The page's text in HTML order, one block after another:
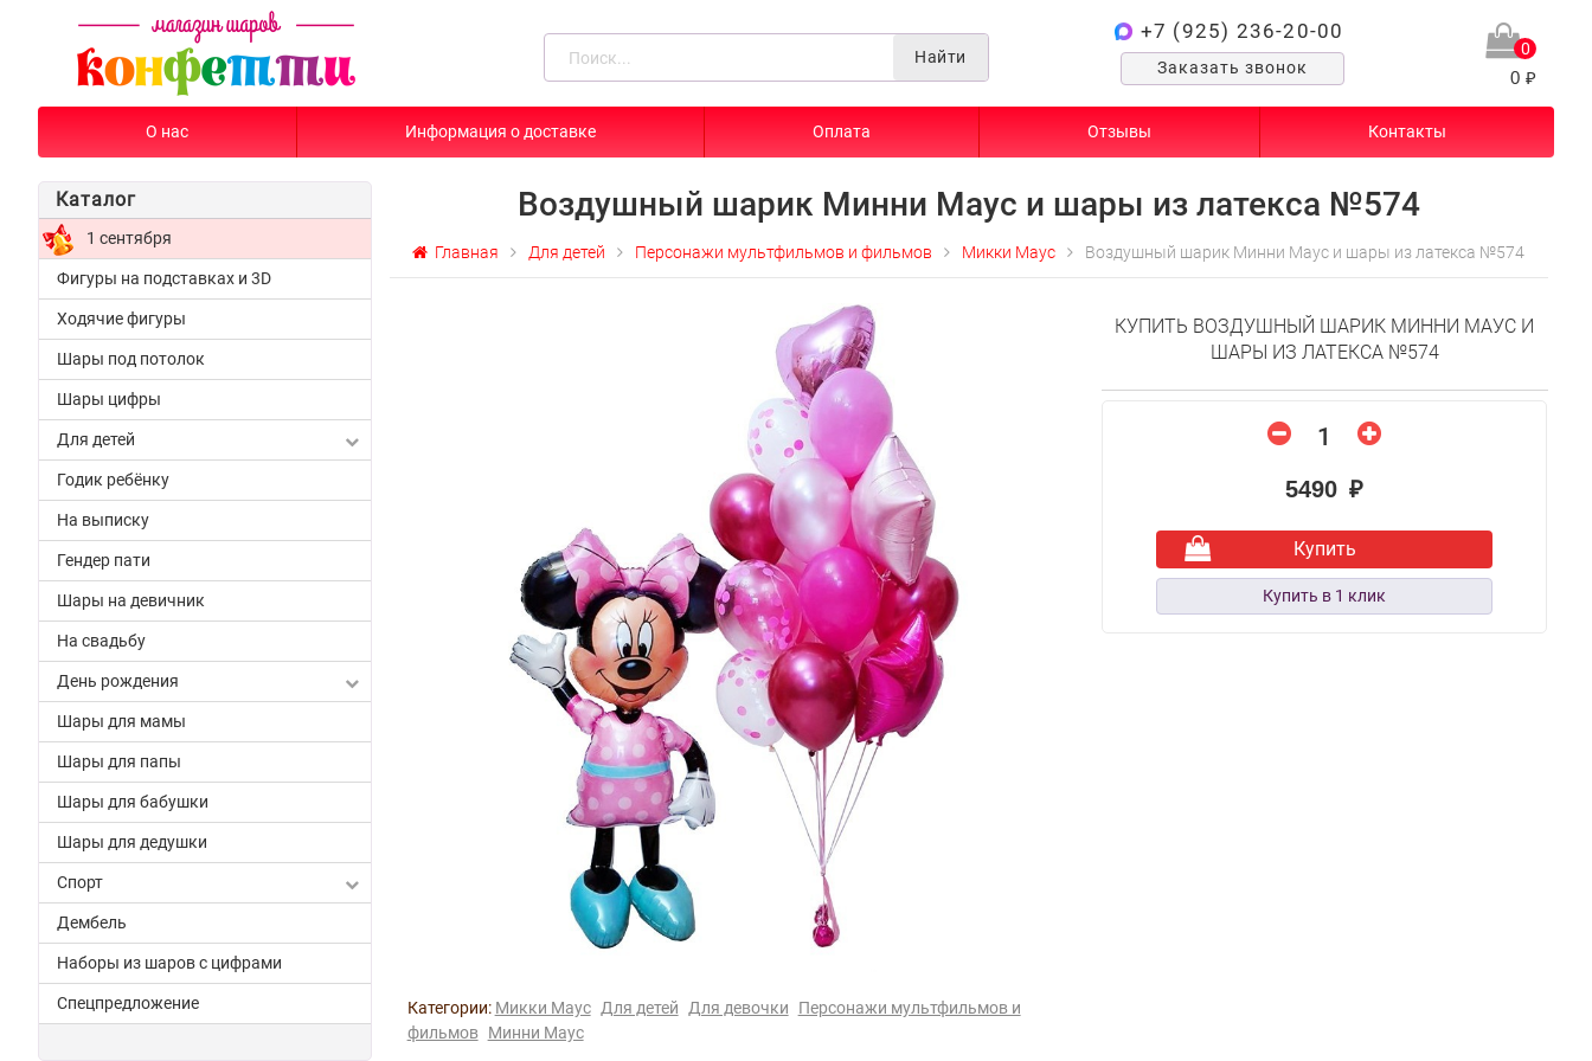
Найти
+7 (925) 236-20-00
Заказать звонок
0
0 ₽
О нас Информация о доставке Оплата Отзывы Контакты
Каталог
1 сентября
Фигуры на подставках и 3D
Ходячие фигуры
Шары под потолок
Шары цифры
Для детей
Годик ребёнку
На выписку
Гендер пати
Шары на девичник
На свадьбу
День рождения
Шары для мамы
Шары для папы
Шары для бабушки
Шары для дедушки
Спорт
Дембель
Наборы из шаров с цифрами
Спецпредложение
Воздушный шарик Минни Маус и шары из латекса №574
Главная Для детей Персонажи мультфильмов и фильмов Микки Маус Воздушный шарик Минни Маус и шары из латекса №574
Категории: Микки Маус Для детей Для девочки
Персонажи мультфильмов и
фильмов Минни Маус
КУПИТЬ ВОЗДУШНЫЙ ШАРИК МИННИ МАУС И
ШАРЫ ИЗ ЛАТЕКСА №574
5490 ₽
Купить